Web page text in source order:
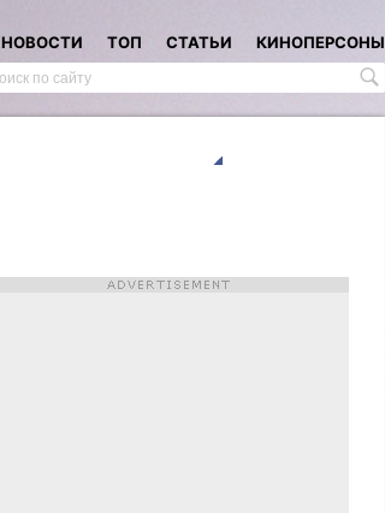
НОВОСТИ ТОП СТАТЬИ КИНОПЕРСОНЫ